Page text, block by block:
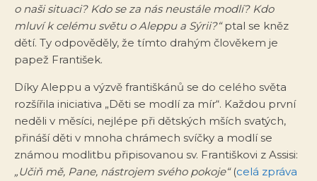
o naši situaci? Kdo se za nás neustále modlí? Kdo
mluví k celému světu o Aleppu a Sýrii?“ptal se kněz
dětí. Ty odpověděly, že tímto drahým člověkem je
papež František.
Díky Aleppu a výzvě františkánů se do celého světa
rozšířila iniciativa „Děti se modlí za mír“. Každou první
neděli v měsíci, nejlépe při dětských mších svatých,
přináší děti v mnoha chrámech svíčky a modlí se
známou modlitbu připisovanou sv. Františkovi z Assisi:
„Učiň mě, Pane, nástrojem svého pokoje“(celá zpráva